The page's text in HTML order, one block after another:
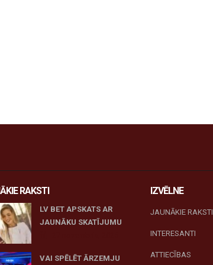
RAKSTI
LV BET APSKATS AR
JAUNĀKU SKATĪJUMU
VAI SPĒLĒT ĀRZEMJU
IZVĒLNE
JAUNĀKIE RAKSTI
INTERESANTI
ATTIECĪBAS